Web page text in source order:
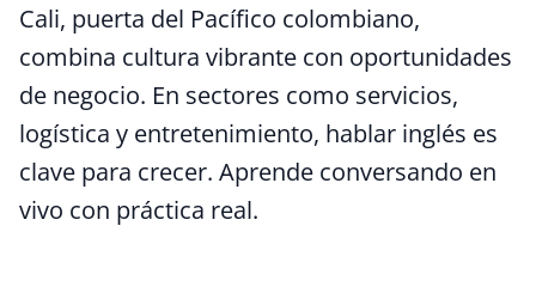
Cali, puerta del Pacífico colombiano,
combina cultura vibrante con oportunidades
de negocio. En sectores como servicios,
logística y entretenimiento, hablar inglés es
clave para crecer. Aprende conversando en
vivo con práctica real.